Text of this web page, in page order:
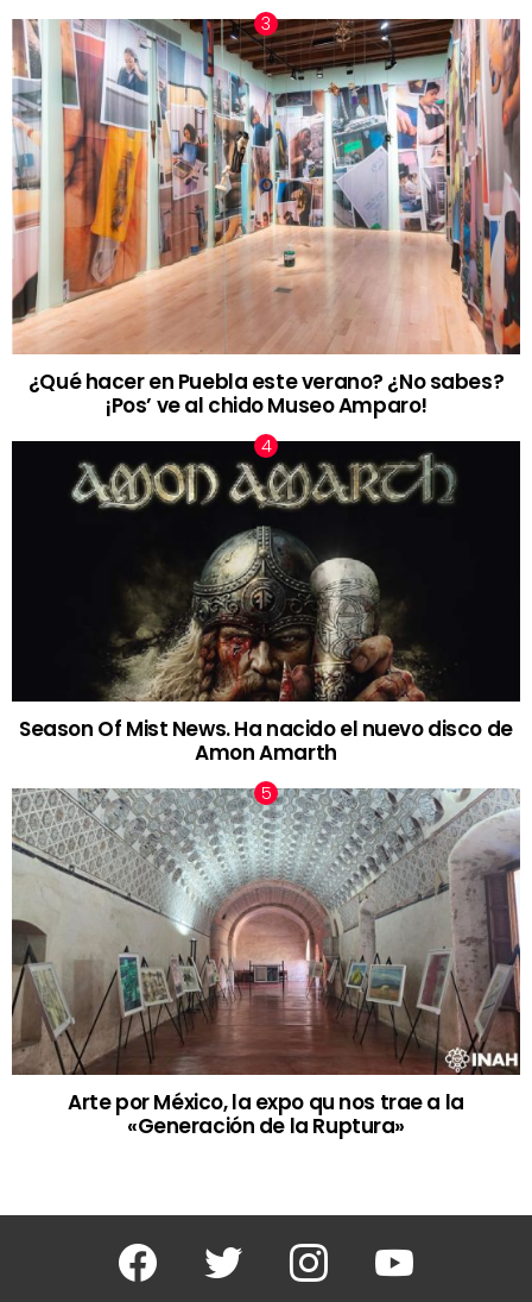
¿Qué hacer en Puebla este verano? ¿No sabes?
¡Pos’ ve al chido Museo Amparo!
Season Of Mist News. Ha nacido el nuevo disco de
Amon Amarth
Arte por México, la expo qu nos trae a la
«Generación de la Ruptura»
Facebook Twitter Instagram Youtube